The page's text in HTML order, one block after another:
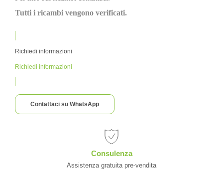
Tutti i ricambi vengono verificati.
Richiedi informazioni
Richiedi informazioni
Contattaci su WhatsApp
Consulenza
Assistenza gratuita pre-vendita